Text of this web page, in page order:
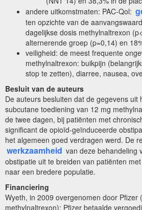
andere uitkomstmaten: PAC-Qol:
ten opzichte van de
dagelijkse dosis methylnaltrexon
alternerende groep (p=0,14) en
veiligheid: de meest frequente
methylnaltrexon: buikpijn
stop te zetten), diarree, nausea,
Besluit van de auteurs
De auteurs besluiten dat de gegevens uit
subcutane toediening van 12 mg
de twee dagen, bij patiënten met
significant de opioïd-geïnduceerde
het algemeen goed verdragen werd. De
werkzaamheid van deze behandeling
obstipatie uit te breiden van patiënten
naar een bredere populatie.
Financiering
Wyeth, in 2009 overgenomen door Pfizer
methylnaltrexon); Pfizer betaalde